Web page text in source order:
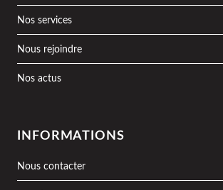
Nos services
Nous rejoindre
Nos actus
INFORMATIONS
Nous contacter